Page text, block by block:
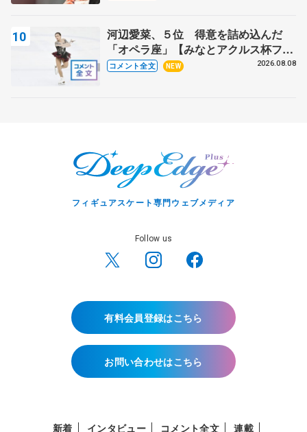
河辺愛菜、５位 得意を詰め込んだ
「オペラ座」【みなとアクルス杯フリ
ー】
コメント全文 NEW 2026.08.08
フィギュアスケート専門ウェブメディア
Follow us
有料会員登録はこちら
お問い合わせはこちら
新着 インタビュー コメント全文 連載